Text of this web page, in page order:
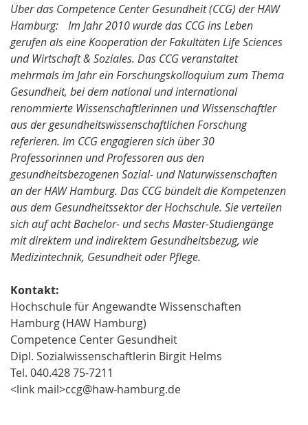
Über das Competence Center Gesundheit (CCG) der HAW
Hamburg: Im Jahr 2010 wurde das CCG ins Leben
gerufen als eine Kooperation der Fakultäten Life Sciences
und Wirtschaft & Soziales. Das CCG veranstaltet
mehrmals im Jahr ein Forschungskolloquium zum Thema
Gesundheit, bei dem national und international
renommierte Wissenschaftlerinnen und Wissenschaftler
aus der gesundheitswissenschaftlichen Forschung
referieren. Im CCG engagieren sich über 30
Professorinnen und Professoren aus den
gesundheitsbezogenen Sozial- und Naturwissenschaften
an der HAW Hamburg. Das CCG bündelt die Kompetenzen
aus dem Gesundheitssektor der Hochschule. Sie verteilen
sich auf acht Bachelor- und sechs Master-Studiengänge
mit direktem und indirektem Gesundheitsbezug, wie
Medizintechnik, Gesundheit oder Pflege.
Kontakt:
Hochschule für Angewandte Wissenschaften
Hamburg (HAW Hamburg)
Competence Center Gesundheit
Dipl. Sozialwissenschaftlerin Birgit Helms
Tel. 040.428 75-7211
<link mail>ccg@haw-hamburg.de